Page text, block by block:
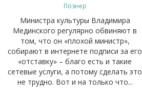
Познер
Министра культуры Владимира
Мединского регулярно обвиняют в
том, что он «плохой министр»,
собирают в интернете подписи за его
«отставку» – благо есть и такие
сетевые услуги, а потому сделать это
не трудно. Вот и на только что...